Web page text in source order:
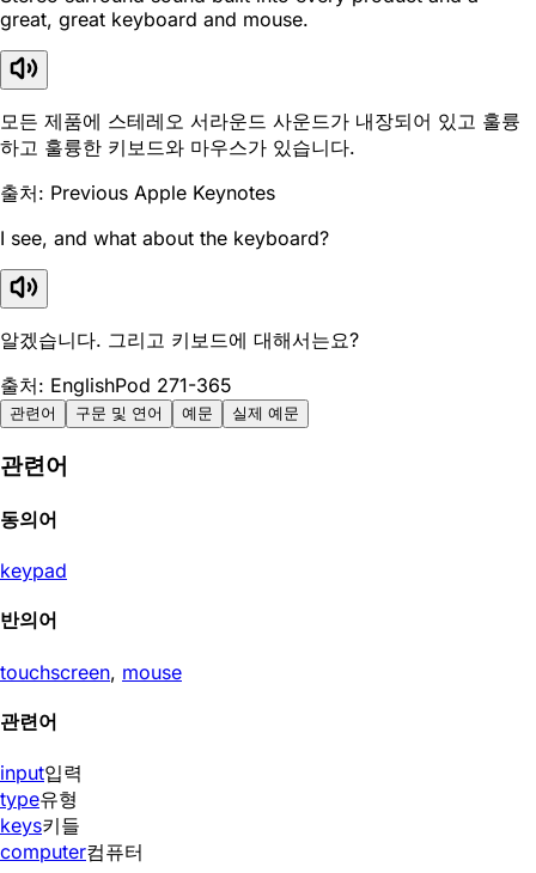
great, great keyboard and mouse.
모든 제품에 스테레오 서라운드 사운드가 내장되어 있고 훌륭
하고 훌륭한 키보드와 마우스가 있습니다.
출처: Previous Apple Keynotes
I see, and what about the keyboard?
알겠습니다. 그리고 키보드에 대해서는요?
출처: EnglishPod 271-365
관련어 구문 및 연어 예문 실제 예문
관련어
동의어
keypad
반의어
touchscreen, mouse
관련어
input입력
type유형
keys키들
computer컴퓨터